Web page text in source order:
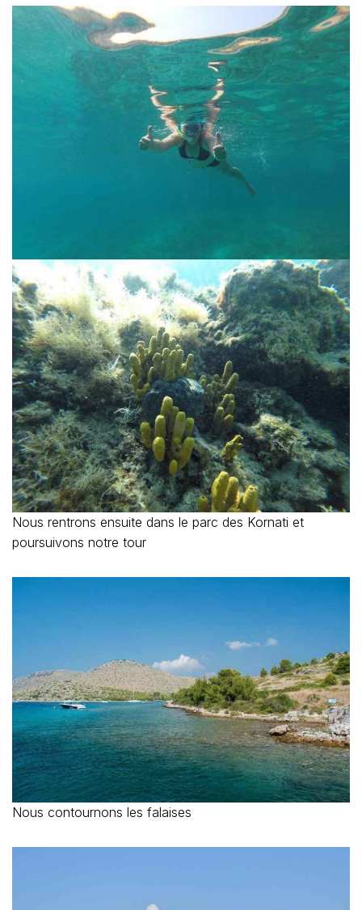
Nous rentrons ensuite dans le parc des Kornati et
poursuivons notre tour
Nous contournons les falaises